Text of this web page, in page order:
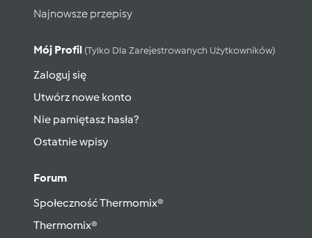
Najnowsze przepisy
Mój Profil (tylko Dla Zarejestrowanych Użytkowników)
Zaloguj się
Utwórz nowe konto
Nie pamiętasz hasła?
Ostatnie wpisy
Forum
Społeczność Thermomix®
Thermomix®